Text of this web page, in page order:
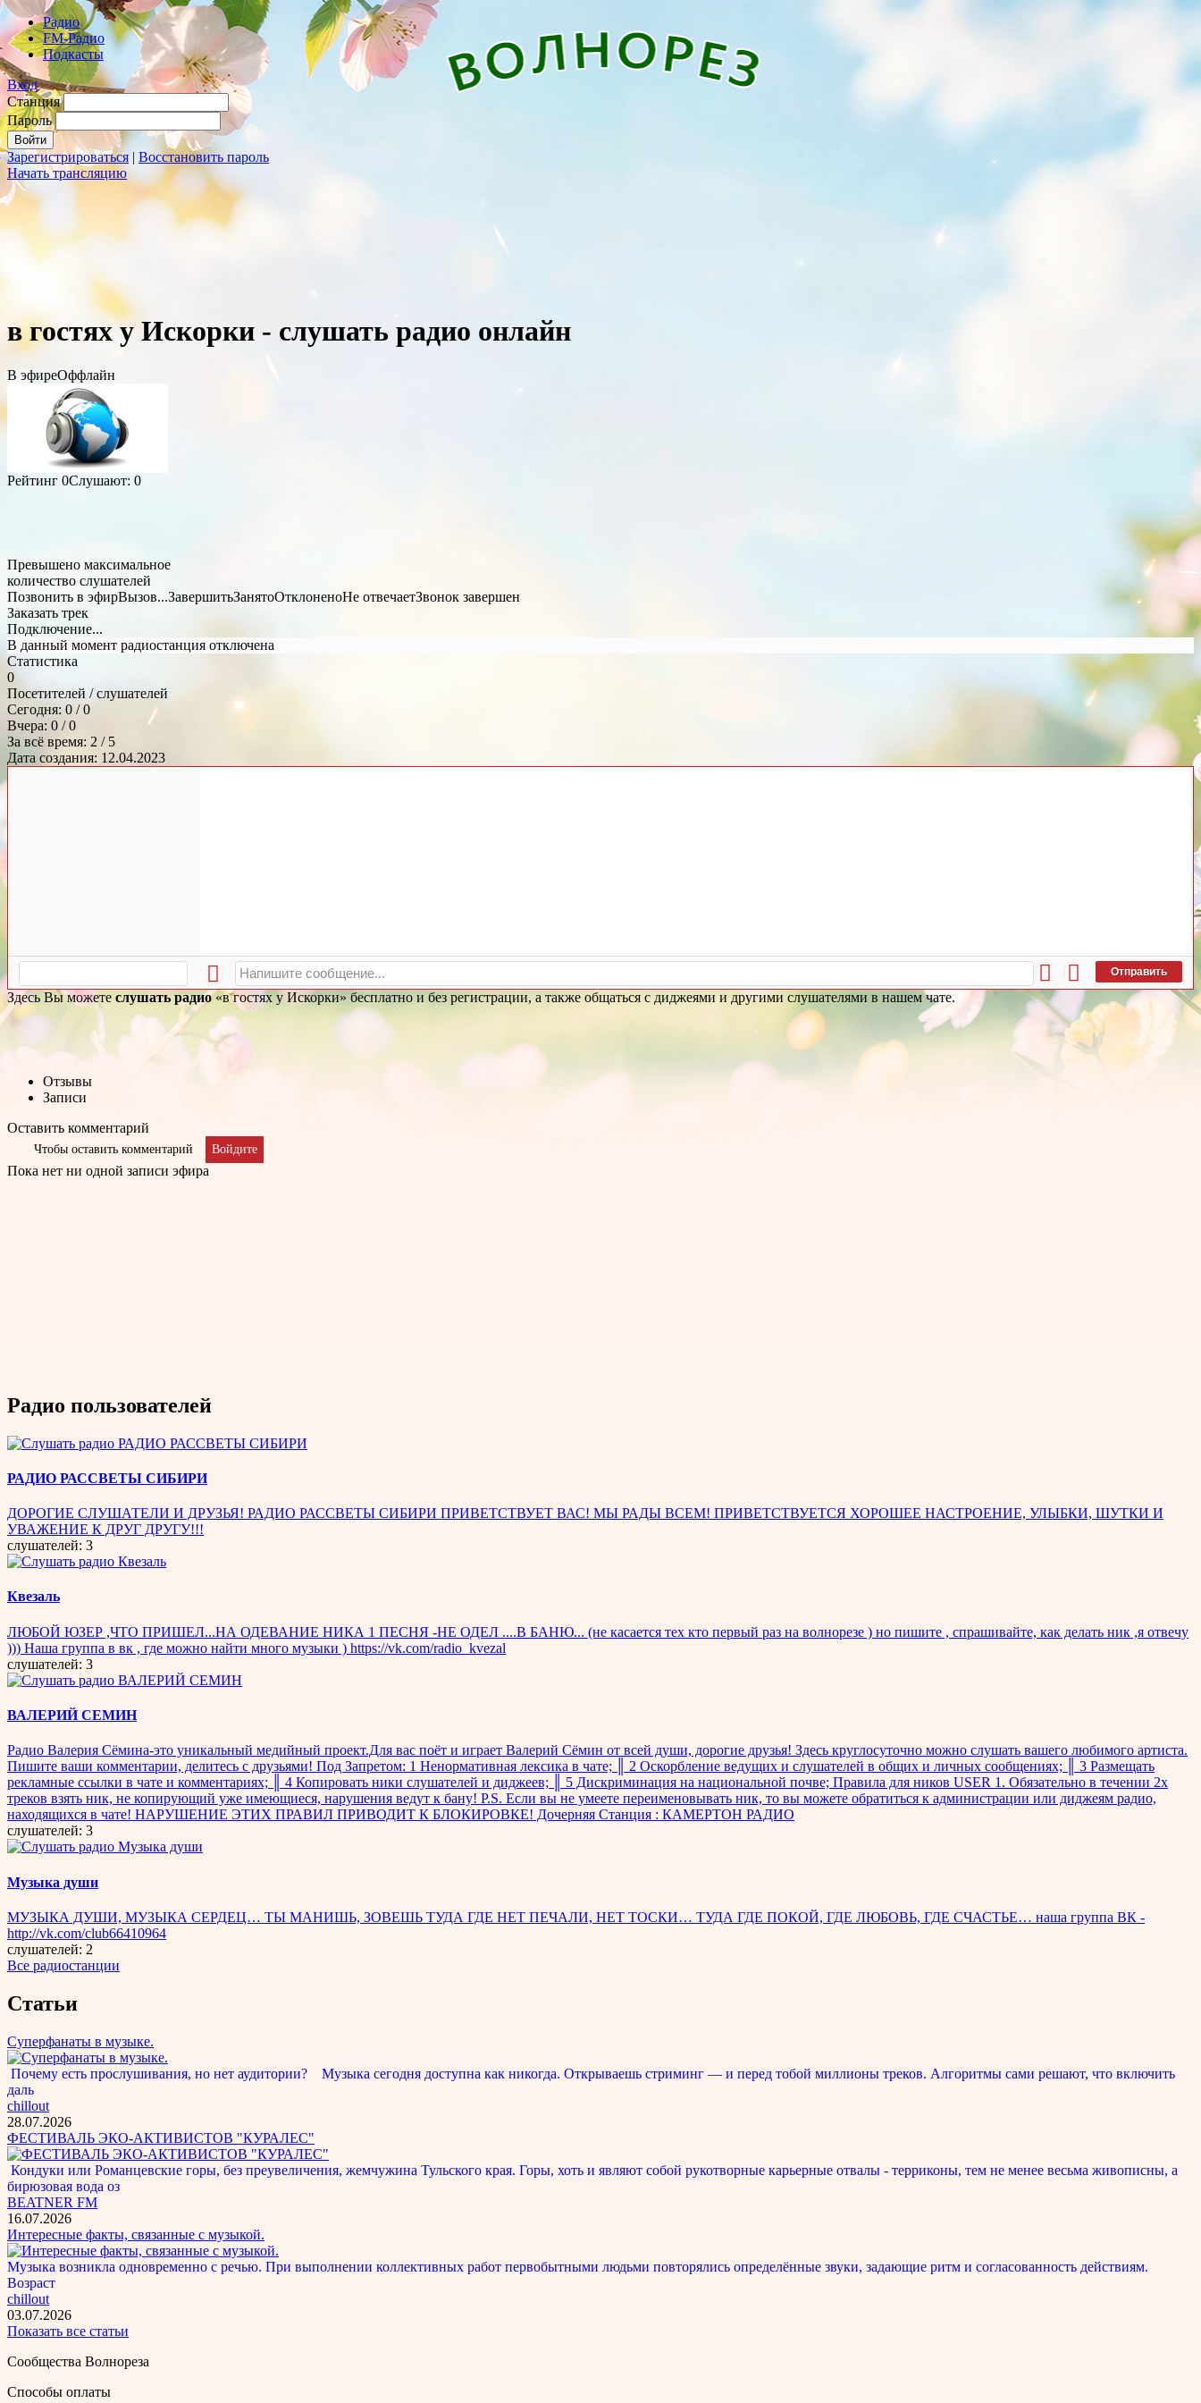
Радио
FM-Радио
Подкасты
Вход
Станция
Пароль
Зарегистрироваться | Восстановить пароль
Начать трансляцию
в гостях у Искорки - слушать радио онлайн
В эфиреОффлайн
Рейтинг 0Слушают: 0
Превышено максимальное
количество слушателей
Позвонить в эфирВызов...ЗавершитьЗанятоОтклоненоНе отвечаетЗвонок завершен
Заказать трек
Подключение...
В данный момент радиостанция отключена
Статистика
0
Посетителей / слушателей
Сегодня: 0 / 0
Вчера: 0 / 0
За всё время: 2 / 5
Дата создания: 12.04.2023
Отправить
Здесь Вы можете слушать радио«в гостях у Искорки» бесплатно и без регистрации, а также общаться с диджеями и другими слушателями в нашем чате.
Отзывы
Записи
Оставить комментарий
Чтобы оставить комментарий Войдите
Пока нет ни одной записи эфира
Радио пользователей
РАДИО РАССВЕТЫ СИБИРИ
ДОРОГИЕ СЛУШАТЕЛИ И ДРУЗЬЯ! РАДИО РАССВЕТЫ СИБИРИ ПРИВЕТСТВУЕТ ВАС! МЫ РАДЫ ВСЕМ! ПРИВЕТСТВУЕТСЯ ХОРОШЕЕ НАСТРОЕНИЕ, УЛЫБКИ, ШУТКИ И
УВАЖЕНИЕ К ДРУГ ДРУГУ!!!
слушателей: 3
Квезаль
ЛЮБОЙ ЮЗЕР ,ЧТО ПРИШЕЛ...НА ОДЕВАНИЕ НИКА 1 ПЕСНЯ -НЕ ОДЕЛ ....В БАНЮ... (не касается тех кто первый раз на волнорезе ) но пишите , спрашивайте, как делать ник ,я отвечу
))) Наша группа в вк , где можно найти много музыки ) https://vk.com/radio_kvezal
слушателей: 3
ВАЛЕРИЙ СЕМИН
Радио Валерия Сёмина-это уникальный медийный проект.Для вас поёт и играет Валерий Сёмин от всей души, дорогие друзья! Здесь круглосуточно можно слушать вашего любимого артиста.
Пишите ваши комментарии, делитесь с друзьями! Под Запретом: 1 Ненормативная лексика в чате; ║ 2 Оскорбление ведущих и слушателей в общих и личных сообщениях; ║ 3 Размещать
рекламные ссылки в чате и комментариях; ║ 4 Копировать ники слушателей и диджеев; ║ 5 Дискриминация на национальной почве; Правила для ников USER 1. Обязательно в течении 2х
треков взять ник, не копирующий уже имеющиеся, нарушения ведут к бану! P.S. Если вы не умеете переименовывать ник, то вы можете обратиться к администрации или диджеям радио,
находящихся в чате! НАРУШЕНИЕ ЭТИХ ПРАВИЛ ПРИВОДИТ К БЛОКИРОВКЕ! Дочерняя Станция : КАМЕРТОН РАДИО
слушателей: 3
Музыка души
МУЗЫКА ДУШИ, МУЗЫКА СЕРДЕЦ… ТЫ МАНИШЬ, ЗОВЕШЬ ТУДА ГДЕ НЕТ ПЕЧАЛИ, НЕТ ТОСКИ… ТУДА ГДЕ ПОКОЙ, ГДЕ ЛЮБОВЬ, ГДЕ СЧАСТЬЕ… наша группа ВК -
http://vk.com/club66410964
слушателей: 2
Все радиостанции
Статьи
Суперфанаты в музыке.
Почему есть прослушивания, но нет аудитории? Музыка сегодня доступна как никогда. Открываешь стриминг — и перед тобой миллионы треков. Алгоритмы сами решают, что включить
даль
chillout
28.07.2026
ФЕСТИВАЛЬ ЭКО-АКТИВИСТОВ "КУРАЛЕС"
Кондуки или Романцевские горы, без преувеличения, жемчужина Тульского края. Горы, хоть и являют собой рукотворные карьерные отвалы - терриконы, тем не менее весьма живописны, а
бирюзовая вода оз
BEATNER FM
16.07.2026
Интересные факты, связанные с музыкой.
Музыка возникла одновременно с речью. При выполнении коллективных работ первобытными людьми повторялись определённые звуки, задающие ритм и согласованность действиям.
Возраст
chillout
03.07.2026
Показать все статьи
Сообщества Волнореза
Способы оплаты